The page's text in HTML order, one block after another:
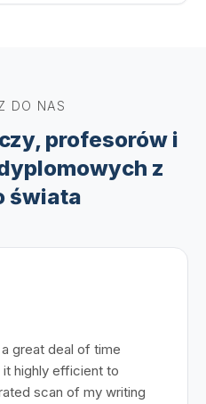
DO NAS
profesorów i
z
świata
great deal of time
highly efficient to
scan of my writing